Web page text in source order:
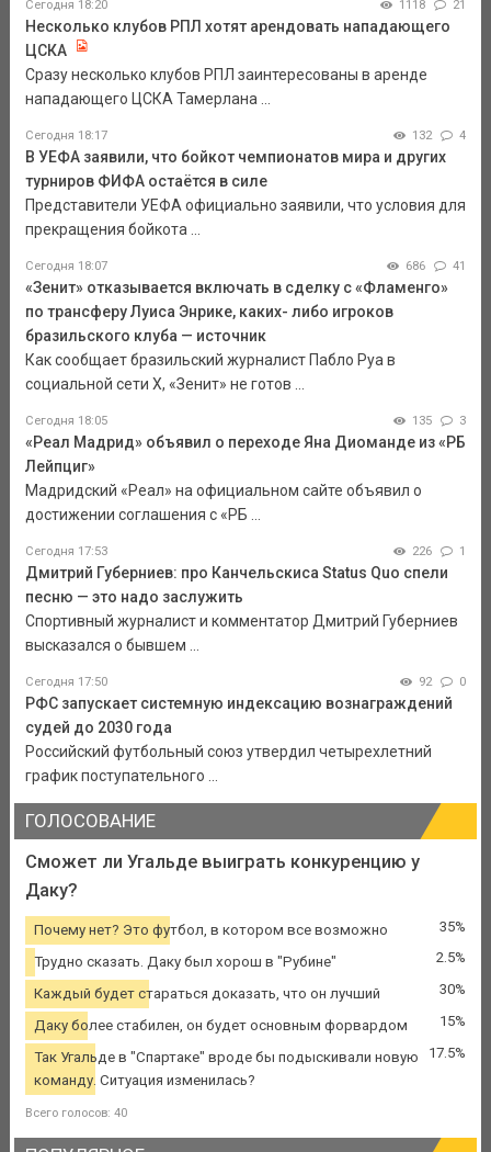
Сегодня 18:20 1118 21
Несколько клубов РПЛ хотят арендовать нападающего
ЦСКА
Сразу несколько клубов РПЛ заинтересованы в аренде
нападающего ЦСКА Тамерлана ...
Сегодня 18:17 132 4
В УЕФА заявили, что бойкот чемпионатов мира и других
турниров ФИФА остаётся в силе
Представители УЕФА официально заявили, что условия для
прекращения бойкота ...
Сегодня 18:07 686 41
«Зенит» отказывается включать в сделку с «Фламенго»
по трансферу Луиса Энрике, каких- либо игроков
бразильского клуба — источник
Как сообщает бразильский журналист Пабло Руа в
социальной сети Х, «Зенит» не готов ...
Сегодня 18:05 135 3
«Реал Мадрид» объявил о переходе Яна Диоманде из «РБ
Лейпциг»
Мадридский «Реал» на официальном сайте объявил о
достижении соглашения с «РБ ...
Сегодня 17:53 226 1
Дмитрий Губерниев: про Канчельскиса Status Quo спели
песню — это надо заслужить
Спортивный журналист и комментатор Дмитрий Губерниев
высказался о бывшем ...
Сегодня 17:50 92 0
РФС запускает системную индексацию вознаграждений
судей до 2030 года
Российский футбольный союз утвердил четырехлетний
график поступательного ...
ГОЛОСОВАНИЕ
Сможет ли Угальде выиграть конкуренцию у
Даку?
Почему нет? Это футбол, в котором все возможно 35%
Трудно сказать. Даку был хорош в "Рубине" 2.5%
Каждый будет стараться доказать, что он лучший 30%
Даку более стабилен, он будет основным форвардом 15%
Так Угальде в "Спартаке" вроде бы подыскивали новую
команду. Ситуация изменилась?
17.5%
Всего голосов: 40